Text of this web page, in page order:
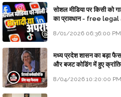
सोशल मीडिया पर किसी को
का प्रावधान - free
8/01/2026 06:36:00 PM
मध्य प्रदेश शासन का बड़ा
और बजट कोडिंग में हुए
8/04/2026 10:20:00 PM